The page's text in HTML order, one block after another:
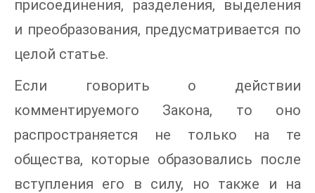
присоединения, разделения, выделения
и преобразования, предусматривается по
целой статье.
Если говорить о действии
комментируемого Закона, то оно
распространяется не только на те
общества, которые образовались после
вступления его в силу, но также и на